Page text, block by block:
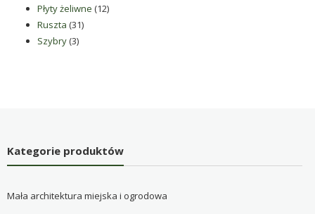
Płyty żeliwne 1212
Ruszta 3131
Szybry 33
Kategorie produktów
Mała architektura miejska i ogrodowa